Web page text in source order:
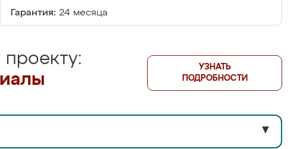
Гарантия: 24 месяца
УЗНАТЬ
ПОДРОБНОСТИ
▼